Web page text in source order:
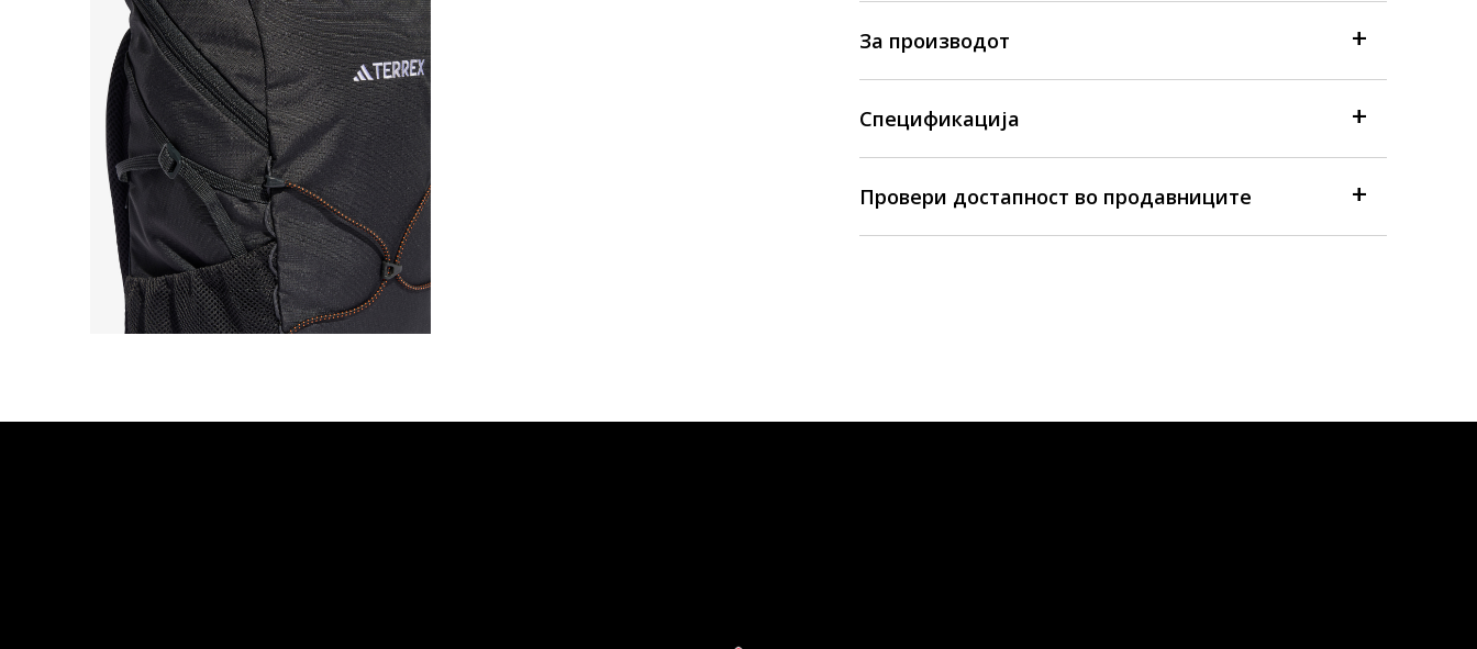
За производот
Спецификација
Провери достапност во продавниците